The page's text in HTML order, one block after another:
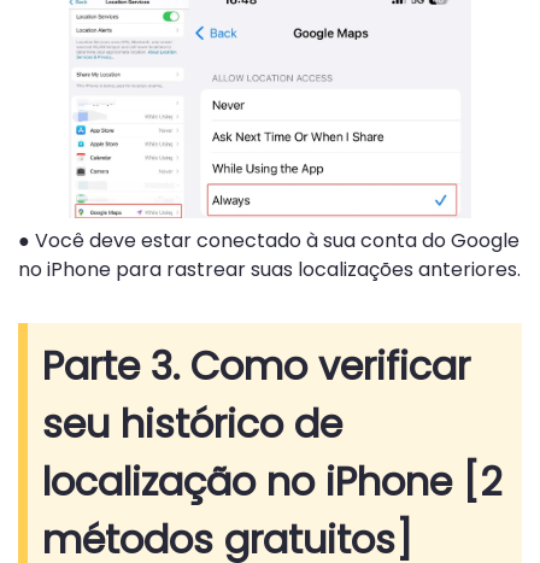
● Você deve estar conectado à sua conta do Google
no iPhone para rastrear suas localizações anteriores.
Parte 3. Como verificar
seu histórico de
localização no iPhone [2
métodos gratuitos]